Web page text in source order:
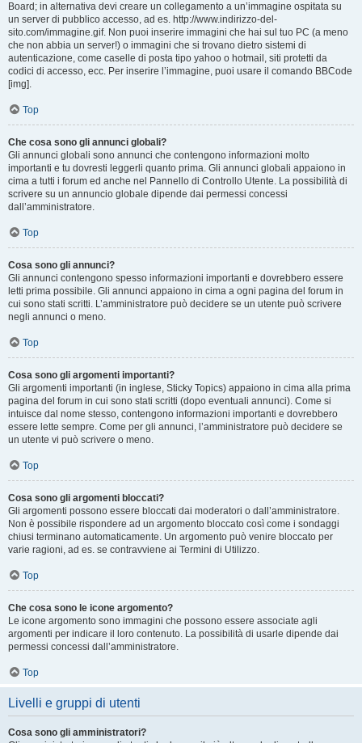
Board; in alternativa devi creare un collegamento a un’immagine ospitata su
un server di pubblico accesso, ad es. http://www.indirizzo-del-
sito.com/immagine.gif. Non puoi inserire immagini che hai sul tuo PC (a meno
che non abbia un server!) o immagini che si trovano dietro sistemi di
autenticazione, come caselle di posta tipo yahoo o hotmail, siti protetti da
codici di accesso, ecc. Per inserire l’immagine, puoi usare il comando BBCode
[img].
Top
Che cosa sono gli annunci globali?
Gli annunci globali sono annunci che contengono informazioni molto
importanti e tu dovresti leggerli quanto prima. Gli annunci globali appaiono in
cima a tutti i forum ed anche nel Pannello di Controllo Utente. La possibilità di
scrivere su un annuncio globale dipende dai permessi concessi
dall’amministratore.
Top
Cosa sono gli annunci?
Gli annunci contengono spesso informazioni importanti e dovrebbero essere
letti prima possibile. Gli annunci appaiono in cima a ogni pagina del forum in
cui sono stati scritti. L’amministratore può decidere se un utente può scrivere
negli annunci o meno.
Top
Cosa sono gli argomenti importanti?
Gli argomenti importanti (in inglese, Sticky Topics) appaiono in cima alla prima
pagina del forum in cui sono stati scritti (dopo eventuali annunci). Come si
intuisce dal nome stesso, contengono informazioni importanti e dovrebbero
essere lette sempre. Come per gli annunci, l’amministratore può decidere se
un utente vi può scrivere o meno.
Top
Cosa sono gli argomenti bloccati?
Gli argomenti possono essere bloccati dai moderatori o dall’amministratore.
Non è possibile rispondere ad un argomento bloccato così come i sondaggi
chiusi terminano automaticamente. Un argomento può venire bloccato per
varie ragioni, ad es. se contravviene ai Termini di Utilizzo.
Top
Che cosa sono le icone argomento?
Le icone argomento sono immagini che possono essere associate agli
argomenti per indicare il loro contenuto. La possibilità di usarle dipende dai
permessi concessi dall’amministratore.
Top
Livelli e gruppi di utenti
Cosa sono gli amministratori?